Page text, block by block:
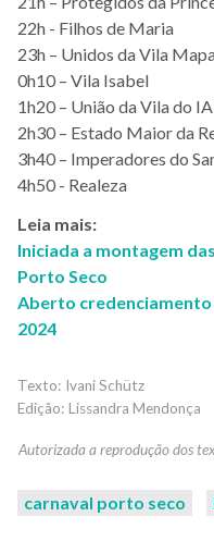
22h - Filhos de Maria
23h – Unidos da Vila
0h10 – Vila Isabel
1h20 – União da Vila do
2h30 – Estado Maior da
3h40 – Imperadores do
4h50 - Realeza
Leia mais:
Iniciada a montagem
Porto Seco
Aberto
2024
Ivani Schütz
Lissandra Mendonça
carnaval porto seco